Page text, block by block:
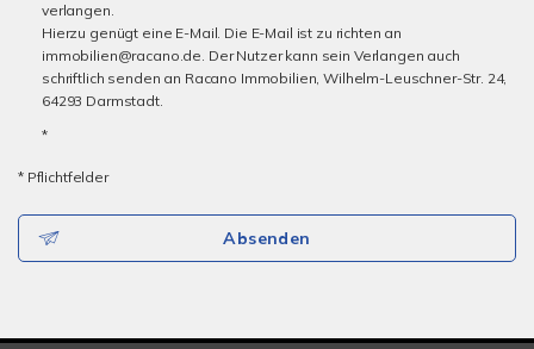
verlangen.
Hierzu genügt eine E-Mail. Die E-Mail ist zu richten an
immobilien@racano.de. Der Nutzer kann sein Verlangen auch
schriftlich senden an Racano Immobilien, Wilhelm-Leuschner-Str. 24,
64293 Darmstadt.
*
* Pflichtfelder
Absenden